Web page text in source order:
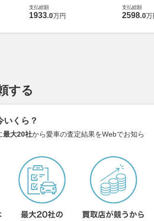
支払総額
1933.0万円
支払総額
2598.0万
する
いくら？
最大20社から愛車の査定結果をWebでお知ら